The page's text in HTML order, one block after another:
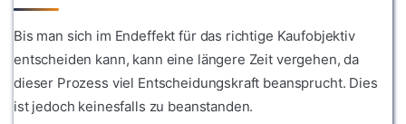
Bis man sich im Endeffekt für das richtige Kaufobjektiv
entscheiden kann, kann eine längere Zeit vergehen, da
dieser Prozess viel Entscheidungskraft beansprucht. Dies
ist jedoch keinesfalls zu beanstanden.